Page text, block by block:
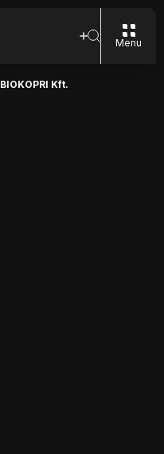
Menu
BIOKOPRI Kft.